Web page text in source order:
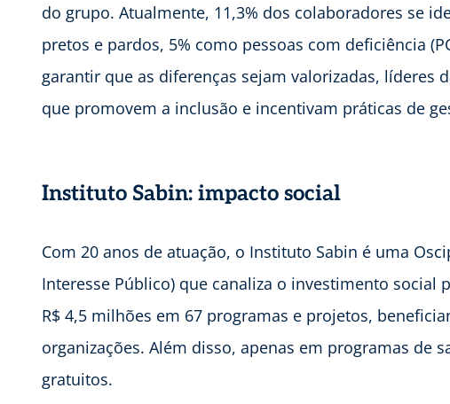
do grupo. Atualmente, 11,3% dos colaboradores se
pretos e pardos, 5% como pessoas com deficiência
garantir que as diferenças sejam valorizadas, líderes
que promovem a inclusão e incentivam práticas de
Instituto Sabin: impacto social
Com 20 anos de atuação, o Instituto Sabin é uma
Interesse Público) que canaliza o investimento social
R$ 4,5 milhões em 67 programas e projetos,
organizações. Além disso, apenas em programas de
gratuitos.